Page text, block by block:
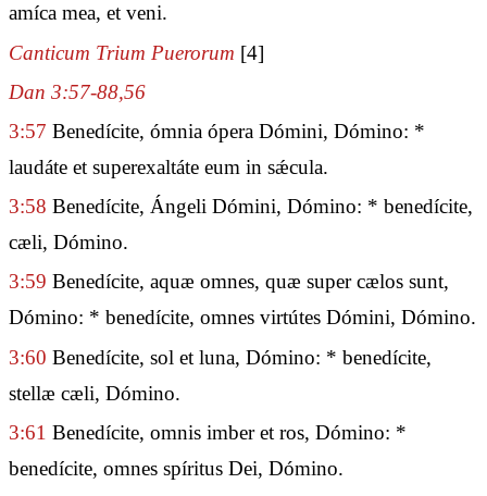
amíca mea, et veni.
Canticum Trium Puerorum [4]
Dan 3:57-88,56
3:57 Benedícite, ómnia ópera Dómini, Dómino: *
laudáte et superexaltáte eum in sǽcula.
3:58 Benedícite, Ángeli Dómini, Dómino: * benedícite,
cæli, Dómino.
3:59 Benedícite, aquæ omnes, quæ super cælos sunt,
Dómino: * benedícite, omnes virtútes Dómini, Dómino.
3:60 Benedícite, sol et luna, Dómino: * benedícite,
stellæ cæli, Dómino.
3:61 Benedícite, omnis imber et ros, Dómino: *
benedícite, omnes spíritus Dei, Dómino.